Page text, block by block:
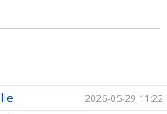
2026-05-29 11:22